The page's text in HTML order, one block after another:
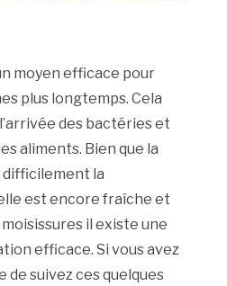
moyen efficace pour
plus longtemps. Cela
des bactéries et
aliments. Bien que la
la
est encore fraîche et
il existe une
efficace. Si vous avez
de suivez ces quelques